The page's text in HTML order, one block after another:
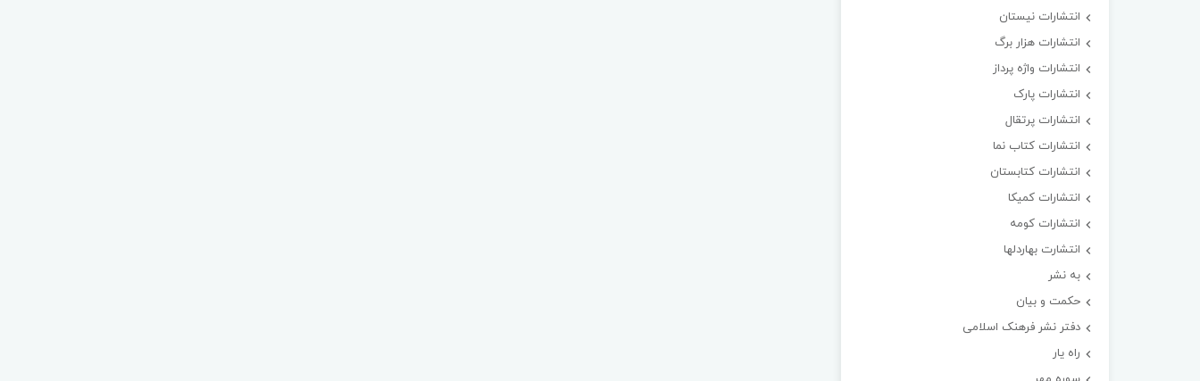
انتشارات نیستان
انتشارات هزار برگ
انتشارات واژه پرداز
انتشارات پارک
انتشارات پرتقال
انتشارات کتاب نما
انتشارات کتابستان
انتشارات کمیکا
انتشارات کومه
انتشارت بهاردلها
به نشر
حکمت و بیان
دفتر نشر فرهنک اسلامی
راه یار